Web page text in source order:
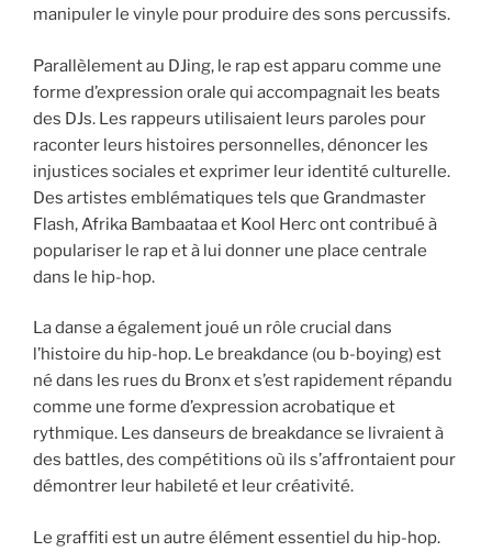
manipuler le vinyle pour produire des sons percussifs.
Parallèlement au DJing, le rap est apparu comme une
forme d’expression orale qui accompagnait les beats
des DJs. Les rappeurs utilisaient leurs paroles pour
raconter leurs histoires personnelles, dénoncer les
injustices sociales et exprimer leur identité culturelle.
Des artistes emblématiques tels que Grandmaster
Flash, Afrika Bambaataa et Kool Herc ont contribué à
populariser le rap et à lui donner une place centrale
dans le hip-hop.
La danse a également joué un rôle crucial dans
l’histoire du hip-hop. Le breakdance (ou b-boying) est
né dans les rues du Bronx et s’est rapidement répandu
comme une forme d’expression acrobatique et
rythmique. Les danseurs de breakdance se livraient à
des battles, des compétitions où ils s’affrontaient pour
démontrer leur habileté et leur créativité.
Le graffiti est un autre élément essentiel du hip-hop.